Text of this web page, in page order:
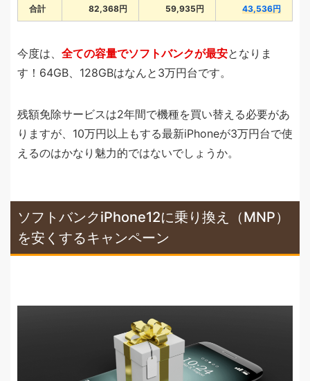
合計 82,368円 59,935円 43,536円
今度は、 全ての容量でソフトバンクが最安となりま
す！64GB、128GBはなんと3万円台です。
残額免除サービスは2年間で機種を買い替える必要があ
りますが、10万円以上もする最新iPhoneが3万円台で使
えるのはかなり魅力的ではないでしょうか。
ソフトバンクiPhone12に乗り換え（MNP）
を安くするキャンペーン